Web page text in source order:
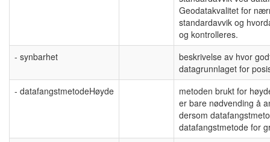
Geodatakvalitet for
standardavvik og
og kontrolleres.
- synbarhet
beskrivelse av hvor
datagrunnlaget for
- datafangstmetodeHøyde
metoden brukt for
er bare nødvending å
dersom
datafangstmetode for